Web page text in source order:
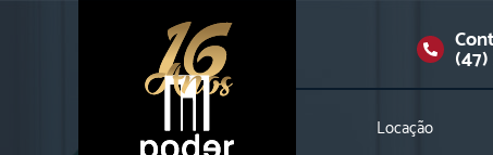
(47)
Locação